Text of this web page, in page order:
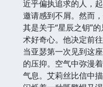
近乎偏执追求的人，
邀请感到不屑。然而
其是关于“星辰之钥”
术好奇心。他决定前
当亚瑟第一次见到这
的压抑。空气中弥漫
气息。艾莉丝比信中